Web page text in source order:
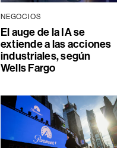
NEGOCIOS
El auge de la IA se
extiende a las acciones
industriales, según
Wells Fargo